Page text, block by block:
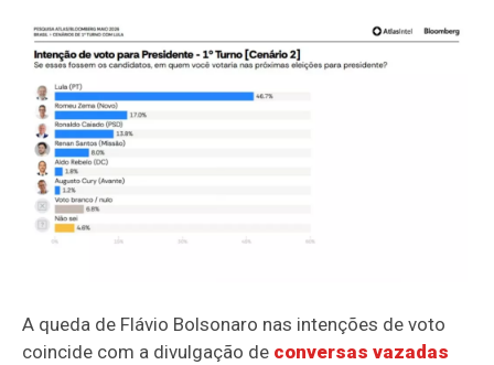
A queda de Flávio Bolsonaro nas intenções de voto
coincide com a divulgação de conversas vazadas